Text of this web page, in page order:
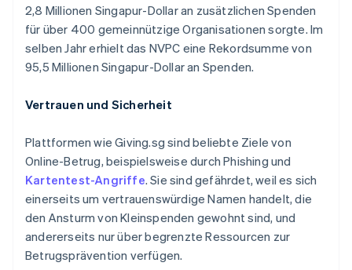
2,8 Millionen Singapur-Dollar an zusätzlichen Spenden
für über 400 gemeinnützige Organisationen sorgte. Im
selben Jahr erhielt das NVPC eine Rekordsumme von
95,5 Millionen Singapur-Dollar an Spenden.
Vertrauen und Sicherheit
Plattformen wie Giving.sg sind beliebte Ziele von
Online-Betrug, beispielsweise durch Phishing und
Kartentest-Angriffe. Sie sind gefährdet, weil es sich
einerseits um vertrauenswürdige Namen handelt, die
den Ansturm von Kleinspenden gewohnt sind, und
andererseits nur über begrenzte Ressourcen zur
Betrugsprävention verfügen.
Australien
English
Belgien
Nederlands FrançaisDeutschEnglish
Brasilien
Português English
Bulgarien
English